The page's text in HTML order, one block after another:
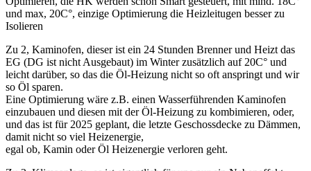
und max, 20C°, einzige Optimierung die Heizleitugen besser zu
Isolieren
Zu 2, Kaminofen, dieser ist ein 24 Stunden Brenner und Heizt das
EG (DG ist nicht Ausgebaut) im Winter zusätzlich auf 20C° und
leicht darüber, so das die Öl-Heizung nicht so oft anspringt und wir
so Öl sparen.
Eine Optimierung wäre z.B. einen Wasserführenden Kaminofen
einzubauen und diesen mit der Öl-Heizung zu kombimieren, oder,
und das ist für 2025 geplant, die letzte Geschossdecke zu Dämmen,
damit nicht so viel Heizenergie,
egal ob, Kamin oder Öl Heizenergie verloren geht.